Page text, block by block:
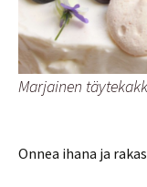
Marjainen
Onnea ihana ja